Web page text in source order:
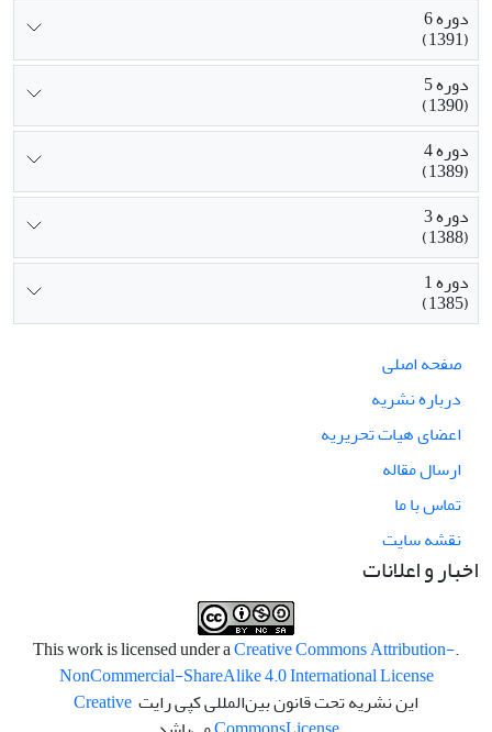
دوره 6
(1391)
دوره 5
(1390)
دوره 4
(1389)
دوره 3
(1388)
دوره 1
(1385)
صفحه اصلی
درباره نشریه
اعضای هیات تحریریه
ارسال مقاله
تماس با ما
نقشه سایت
اخبار و اعلانات
.This work is licensed under a
Creative Commons Attribution-
NonCommercial-ShareAlike 4.0 International License
این نشریه تحت قانون بین‌المللی کپی رایت Creative